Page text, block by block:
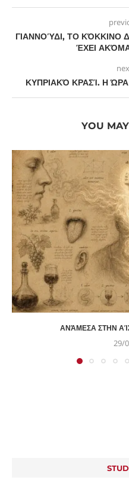
ΓΙΑΝΝΟΎΔΙ, ΤΟ ΚΌΚΚΙΝΟ
ΈΧΕΙ
ΚΥΠΡΙΑΚΌ ΚΡΑΣΊ. Η
YOU
ΑΝΆΜΕΣΑ ΣΤΗΝ
29/